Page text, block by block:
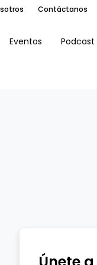
Contáctanos
Eventos Podcast
Únete